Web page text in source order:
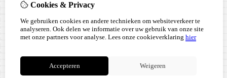
Cookies & Privacy
We gebruiken cookies en andere technieken om websiteverkeer te
analyseren. Ook delen we informatie over uw gebruik van onze site
met onze partners voor analyse. Lees onze cookieverklaring hier
Accepteren Weigeren